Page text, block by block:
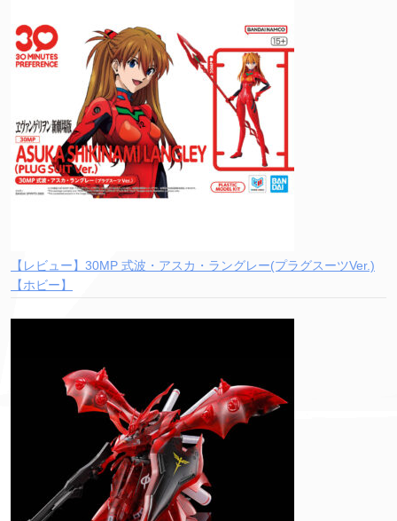
【レビュー】30MP 式波・アスカ・ラングレー(プラグスーツVer.)
【ホビー】